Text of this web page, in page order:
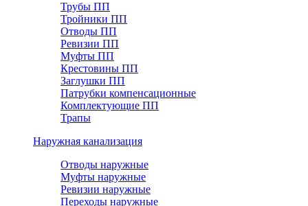
Трубы ПП
Тройники ПП
Отводы ПП
Ревизии ПП
Муфты ПП
Крестовины ПП
Заглушки ПП
Патрубки компенсационные
Комплектующие ПП
Трапы
Наружная канализация
Отводы наружные
Муфты наружные
Ревизии наружные
Переходы наружные